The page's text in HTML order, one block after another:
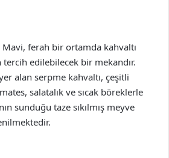
Mavi, ferah bir ortamda kahvaltı
edilebilecek bir mekandır.
alan serpme kahvaltı, çeşitli
salatalık ve sıcak böreklerle
sunduğu taze sıkılmış meyve